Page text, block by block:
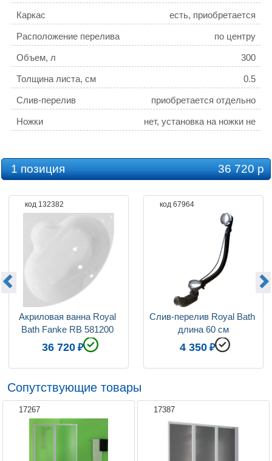
Каркас
есть, приобретается
отдельно
Расположение перелива
по центру
Объем, л 300
Толщина листа, см 0.5
Слив-перелив приобретается отдельно
Ножки
нет, установка на ножки не
предусмотрена
Система гидромассажа
нет, установка не
предусмотрена
отдельно
Коллекция
пристенная
Область применения
бытовая / для пожилых
людей / для детей
современный
Ароматерапия
нет, установка не
предусмотрена
Хромотерапия
нет, установка не
предусмотрена
нет, установка не
предусмотрена
Объем 300
Ориентация
нет, установка не
1 позиция 36 720 р
код 132382
Акриловая ванна Royal
Bath Fanke RB 581200
140x140
36 720
код 67964
Слив-перелив Royal Bath
длина 60 см
4 350
Сопутствующие товары
17267 17387